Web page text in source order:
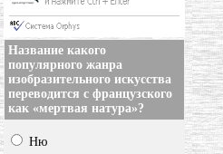
Название какого
популярного жанра
изобразительного искусства
переводится с французского
как «мертвая натура»?
Ню